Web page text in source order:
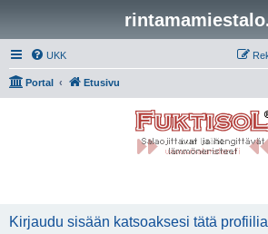
UKK
Portal Etusivu
Kirjaudu sisään katsoaksesi tätä